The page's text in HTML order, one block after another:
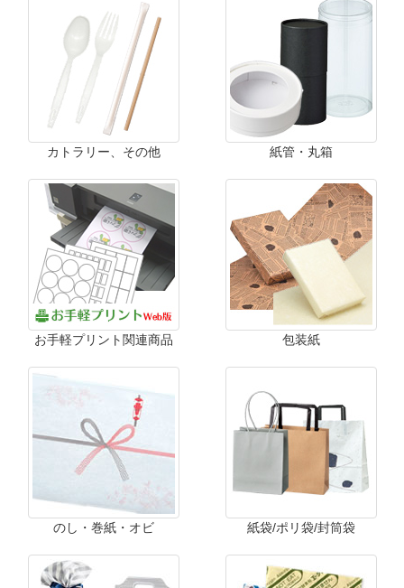
カトラリー、その他 紙管・丸箱
お手軽プリント関連商品 包装紙
のし・巻紙・オビ 紙袋/ポリ袋/封筒袋